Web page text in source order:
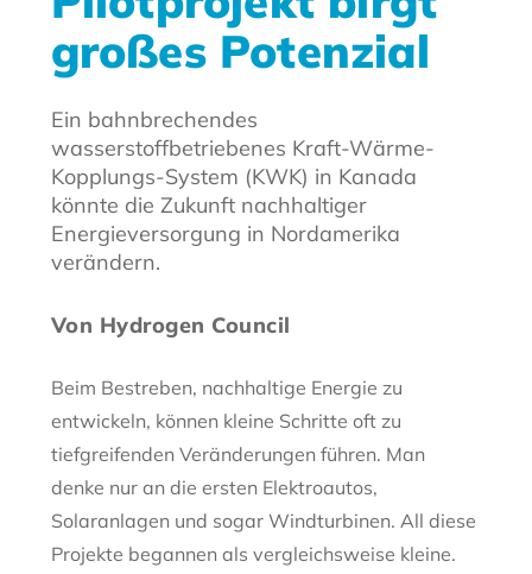
großes Potenzial
Ein bahnbrechendes
wasserstoffbetriebenes Kraft-Wärme-
Kopplungs-System (KWK) in Kanada
könnte die Zukunft nachhaltiger
Energieversorgung in Nordamerika
verändern.
Von Hydrogen Council
Beim Bestreben, nachhaltige Energie zu
entwickeln, können kleine Schritte oft zu
tiefgreifenden Veränderungen führen. Man
denke nur an die ersten Elektroautos,
Solaranlagen und sogar Windturbinen. All diese
Projekte begannen als vergleichsweise kleine.